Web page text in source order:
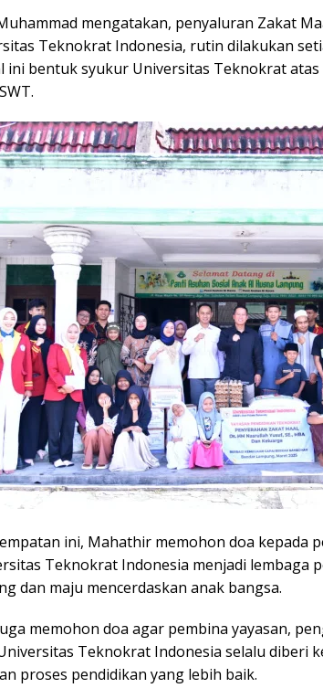
mengatakan, penyaluran Zakat
Teknokrat Indonesia, rutin dilakukan
ini bentuk syukur Universitas Teknokrat
ini, Mahathir memohon doa kepada
Teknokrat Indonesia menjadi lembaga
dan maju mencerdaskan anak bangsa.
memohon doa agar pembina yayasan,
Teknokrat Indonesia selalu diberi
proses pendidikan yang lebih baik.